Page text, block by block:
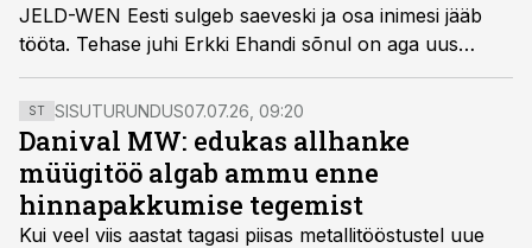
JELD-WEN Eesti sulgeb saeveski ja osa inimesi jääb
tööta. Tehase juhi Erkki Ehandi sõnul on aga uus
värbamislaine juba alanud ja aasta jooksul tuleb täita
50 uut töökohta.
ST SISUTURUNDUS07.07.26, 09:20
Danival MW: edukas allhanke
müügitöö algab ammu enne
hinnapakkumise tegemist
Kui veel viis aastat tagasi piisas metallitööstustel uue